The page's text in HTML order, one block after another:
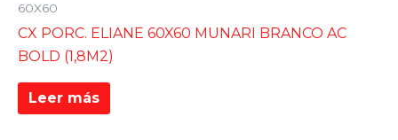
60X60
CX PORC. ELIANE 60X60 MUNARI BRANCO AC
BOLD (1,8M2)
Leer más